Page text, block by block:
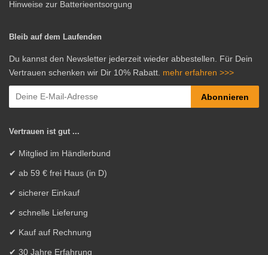
Hinweise zur Batterieentsorgung
Bleib auf dem Laufenden
Du kannst den Newsletter jederzeit wieder abbestellen. Für Dein
Vertrauen schenken wir Dir 10% Rabatt. mehr erfahren >>>
Abonnieren
Vertrauen ist gut ...
✔ Mitglied im Händlerbund
✔ ab 59 € frei Haus (in D)
✔ sicherer Einkauf
✔ schnelle Lieferung
✔ Kauf auf Rechnung
✔ 30 Jahre Erfahrung